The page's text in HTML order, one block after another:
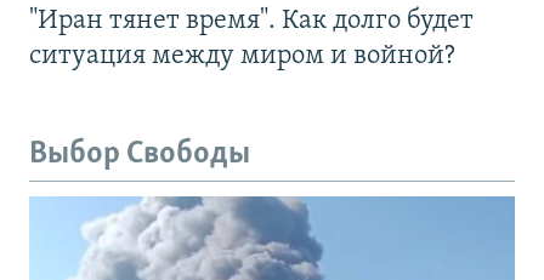
"Иран тянет время". Как долго будет
ситуация между миром и войной?
Выбор Свободы